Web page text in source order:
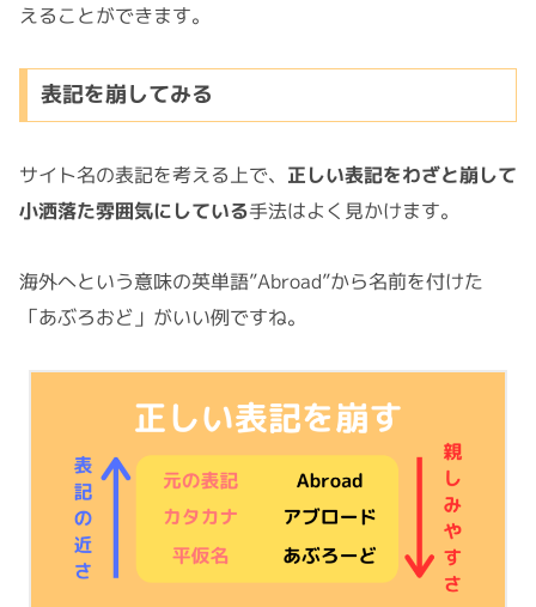
えることができます。
表記を崩してみる
サイト名の表記を考える上で、 正しい表記をわざと崩して
小洒落た雰囲気にしている手法はよく見かけます。
海外へという意味の英単語”Abroad”から名前を付けた
「あぶろおど」がいい例ですね。